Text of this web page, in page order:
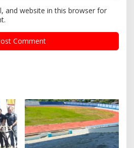
and website in this browser for